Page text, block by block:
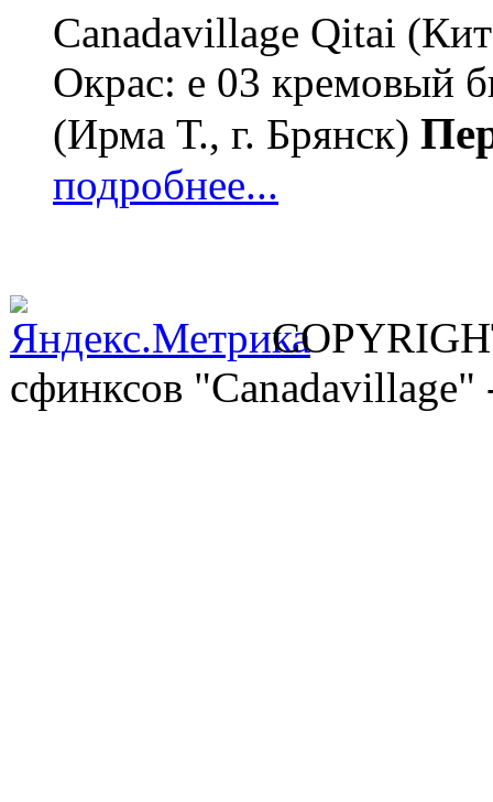
Canadavillage Qitai
Окрас: e 03 кремовый
(Ирма Т., г. Брянск)
подробнее...
сфинксов